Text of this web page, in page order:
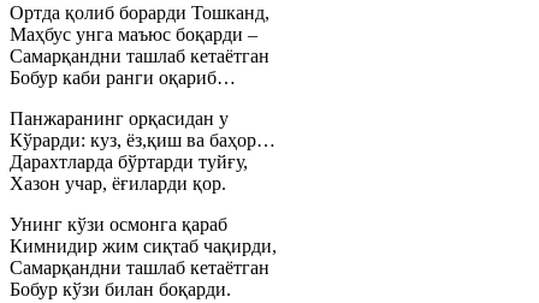
Ортда қолиб борарди Тошканд,
Маҳбус унга маъюс боқарди –
Самарқандни ташлаб кетаётган
Бобур каби ранги оқариб…
Панжаранинг орқасидан у
Кўрарди: куз, ёз,қиш ва баҳор…
Дарахтларда бўртарди туйғу,
Хазон учар, ёғиларди қор.
Унинг кўзи осмонга қараб
Кимнидир жим сиқтаб чақирди,
Самарқандни ташлаб кетаётган
Бобур кўзи билан боқарди.